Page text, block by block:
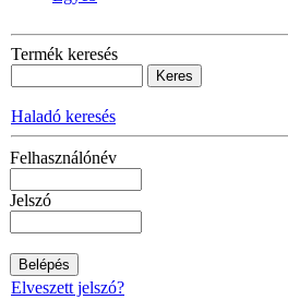
Termék keresés
Haladó keresés
Felhasználónév
Jelszó
Elveszett jelszó?